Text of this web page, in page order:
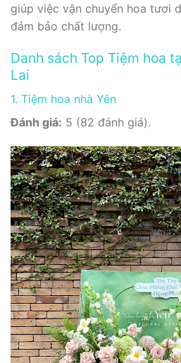
giúp việc vận chuyển hoa tươi
đảm bảo chất lượng.
Danh sách Top Tiệm hoa
Lai
1. Tiệm hoa nhà Yên
Đánh giá: 5 (82 đánh giá).